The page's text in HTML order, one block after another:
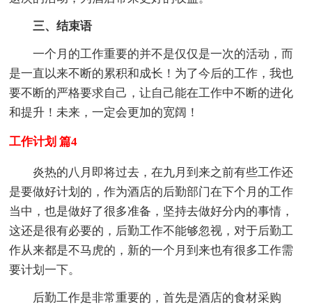
三、结束语
一个月的工作重要的并不是仅仅是一次的活动，而
是一直以来不断的累积和成长！为了今后的工作，我也
要不断的严格要求自己，让自己能在工作中不断的进化
和提升！未来，一定会更加的宽阔！
工作计划 篇4
炎热的八月即将过去，在九月到来之前有些工作还
是要做好计划的，作为酒店的后勤部门在下个月的工作
当中，也是做好了很多准备，坚持去做好分内的事情，
这还是很有必要的，后勤工作不能够忽视，对于后勤工
作从来都是不马虎的，新的一个月到来也有很多工作需
要计划一下。
后勤工作是非常重要的，首先是酒店的食材采购